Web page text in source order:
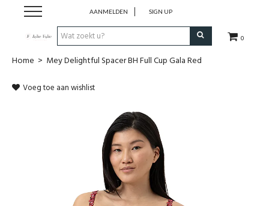
0
AANMELDEN SIGN UP
Home
Home > Mey Delightful Spacer BH Full Cup Gala Red
Voeg toe aan wishlist